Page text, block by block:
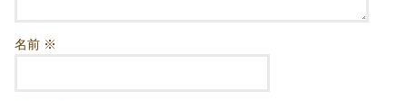
名前 ※